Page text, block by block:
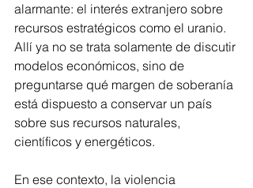
alarmante: el interés extranjero sobre
recursos estratégicos como el uranio.
Allí ya no se trata solamente de discutir
modelos económicos, sino de
preguntarse qué margen de soberanía
está dispuesto a conservar un país
sobre sus recursos naturales,
científicos y energéticos.
En ese contexto, la violencia